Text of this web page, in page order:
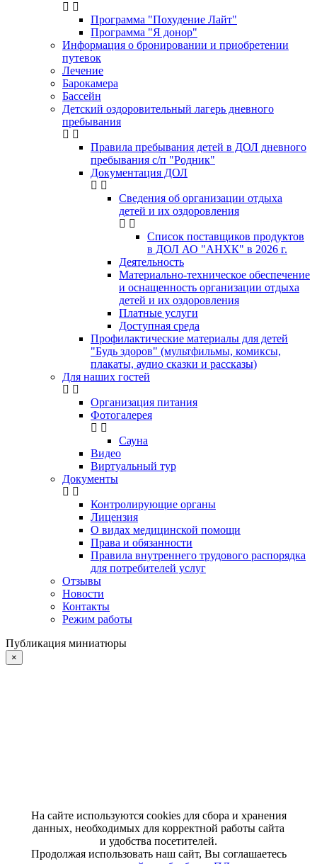
Программа "Похудение Лайт"
Программа "Я донор"
Информация о бронировании и приобретении
путевок
Лечение
Барокамера
Бассейн
Детский оздоровительный лагерь дневного
пребывания
Правила пребывания детей в ДОЛ дневного
пребывания с/п "Родник"
Документация ДОЛ
Сведения об организации отдыха
детей и их оздоровления
Список поставщиков продуктов
в ДОЛ АО "АНХК" в 2026 г.
Деятельность
Материально-техническое обеспечение
и оснащенность организации отдыха
детей и их оздоровления
Платные услуги
Доступная среда
Профилактические материалы для детей
"Будь здоров" (мультфильмы, комиксы,
плакаты, аудио сказки и рассказы)
Для наших гостей
Организация питания
Фотогалерея
Сауна
Видео
Виртуальный тур
Документы
Контролирующие органы
Лицензия
О видах медицинской помощи
Права и обязанности
Правила внутреннего трудового распорядка
для потребителей услуг
Отзывы
Новости
Контакты
Режим работы
Публикация миниатюры
×
На сайте используются cookies для сбора и хранения
данных, необходимых для корректной работы сайта
и удобства посетителей.
Продолжая использовать наш сайт, Вы соглашаетесь